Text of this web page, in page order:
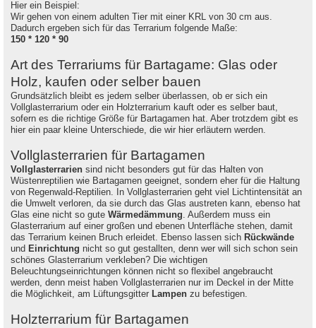
Hier ein Beispiel:
Wir gehen von einem adulten Tier mit einer KRL von 30 cm aus.
Dadurch ergeben sich für das Terrarium folgende Maße:
150 * 120 * 90
Art des Terrariums für Bartagame: Glas oder
Holz, kaufen oder selber bauen
Grundsätzlich bleibt es jedem selber überlassen, ob er sich ein
Vollglasterrarium oder ein Holzterrarium kauft oder es selber baut,
sofern es die richtige Größe für Bartagamen hat. Aber trotzdem gibt es
hier ein paar kleine Unterschiede, die wir hier erläutern werden.
Vollglasterrarien für Bartagamen
Vollglasterrarien sind nicht besonders gut für das Halten von
Wüstenreptilien wie Bartagamen geeignet, sondern eher für die Haltung
von Regenwald-Reptilien. In Vollglasterrarien geht viel Lichtintensität an
die Umwelt verloren, da sie durch das Glas austreten kann, ebenso hat
Glas eine nicht so gute Wärmedämmung. Außerdem muss ein
Glasterrarium auf einer großen und ebenen Unterfläche stehen, damit
das Terrarium keinen Bruch erleidet. Ebenso lassen sich Rückwände
und Einrichtung nicht so gut gestallten, denn wer will sich schon sein
schönes Glasterrarium verkleben? Die wichtigen
Beleuchtungseinrichtungen können nicht so flexibel angebraucht
werden, denn meist haben Vollglasterrarien nur im Deckel in der Mitte
die Möglichkeit, am Lüftungsgitter Lampen zu befestigen.
Holzterrarium für Bartagamen